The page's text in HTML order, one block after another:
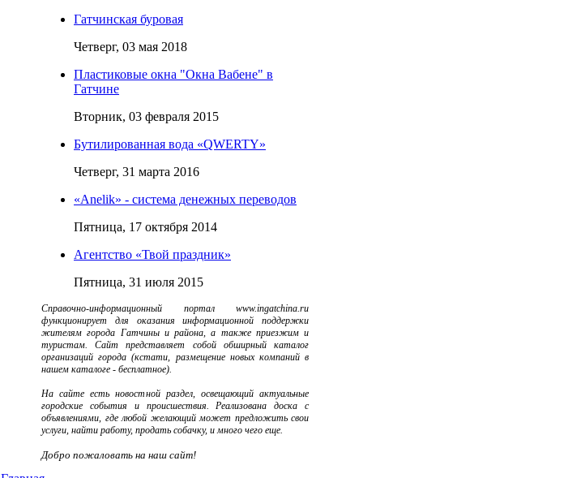
Гатчинская буровая
Четверг, 03 мая 2018
Пластиковые окна "Окна Вабене" в
Гатчине
Вторник, 03 февраля 2015
Бутилированная вода «QWERTY»
Четверг, 31 марта 2016
«Anelik» - система денежных переводов
Пятница, 17 октября 2014
Агентство «Твой праздник»
Пятница, 31 июля 2015
Справочно-информационный портал www.ingatchina.ru
функционирует для оказания информационной поддержки
жителям города Гатчины и района, а также приезжим и
туристам. Сайт представляет собой обширный каталог
организаций города (кстати, размещение новых компаний в
нашем каталоге - бесплатное).
На сайте есть новостной раздел, освещающий актуальные
городские события и происшествия. Реализована доска с
объявлениями, где любой желающий может предложить свои
услуги, найти работу, продать собачку, и много чего еще.
Добро пожаловать на наш сайт!